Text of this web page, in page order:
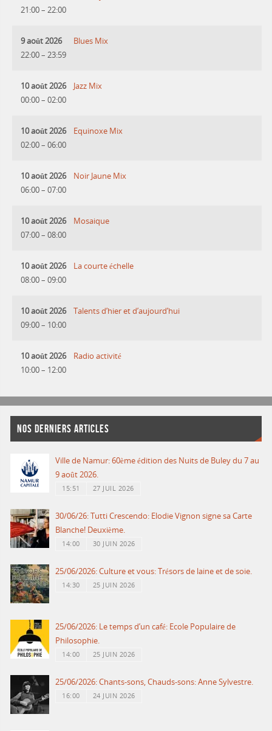
21:00– 22:00
9 août 2026
22:00– 23:59
Blues Mix
10 août 2026
00:00– 02:00
Jazz Mix
10 août 2026
02:00– 06:00
Equinoxe Mix
10 août 2026
06:00– 07:00
Noir Jaune Mix
10 août 2026
07:00– 08:00
Mosaique
10 août 2026
08:00– 09:00
La courte échelle
10 août 2026
09:00– 10:00
Talents d’hier et d’aujourd’hui
10 août 2026
10:00– 12:00
Radio activité
NOS DERNIERS ARTICLES
Ville de Namur: 60ème édition des Nuits de Buley du 7 au
9 août 2026.
15:51 27 JUIL 2026
30/06/26: Tutti Crescendo: Elodie Vignon signe sa Carte
Blanche! Deuxième.
14:00 30 JUIN 2026
25/06/2026: Culture et vous: Trésors de laine et de soie.
14:30 25 JUIN 2026
25/06/2026: Le temps d’un café: Ecole Populaire de
Philosophie.
14:00 25 JUIN 2026
25/06/2026: Chants-sons, Chauds-sons: Anne Sylvestre.
16:00 24 JUIN 2026